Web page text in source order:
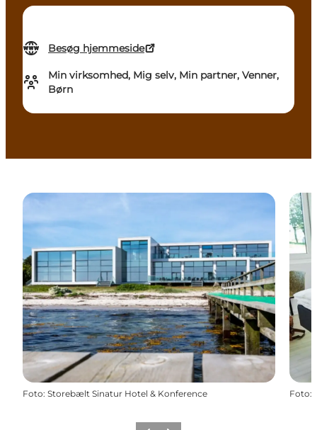
Besøg hjemmeside
Min virksomhed, Mig selv, Min partner, Venner,
Børn
Foto: Storebælt Sinatur Hotel & Konference Foto: